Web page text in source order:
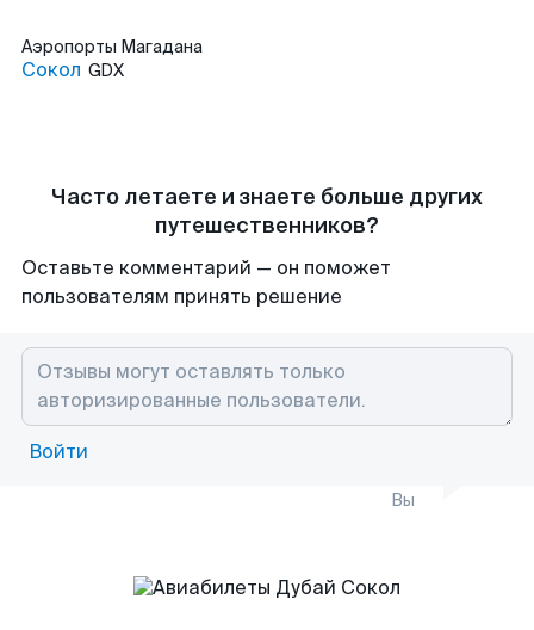
Аэропорты Магадана
Сокол GDX
Часто летаете и знаете больше других
путешественников?
Оставьте комментарий — он поможет
пользователям принять решение
Войти
Вы